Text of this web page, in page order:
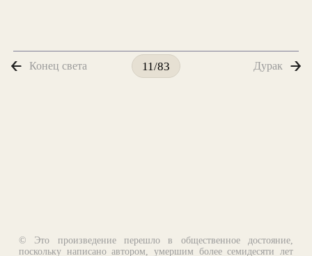
Конец света 11/83 Дурак
© Это произведение перешло в общественное достояние,
поскольку написано автором, умершим более семидесяти лет